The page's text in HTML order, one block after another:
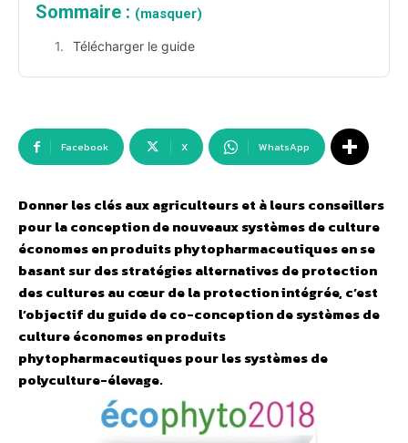
Sommaire : (masquer)
Télécharger le guide
Facebook X WhatsApp
Donner les clés aux agriculteurs et à leurs conseillers
pour la conception de nouveaux systèmes de culture
économes en produits phytopharmaceutiques en se
basant sur des stratégies alternatives de protection
des cultures au cœur de la protection intégrée, c’est
l’objectif du guide de co-conception de systèmes de
culture économes en produits
phytopharmaceutiques pour les systèmes de
polyculture-élevage.